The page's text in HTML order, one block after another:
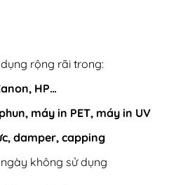
rộng rãi trong:
HP…
máy in PET, máy in UV
damper, capping
không sử dụng